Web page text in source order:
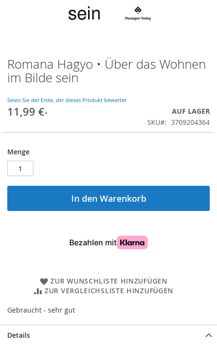
Zum
Anfang
der
springen
Romana Hagyo • Über das Wohnen
im Bilde sein
Seien Sie der Erste, der dieses Produkt bewertet
11,99 €
AUF LAGER
SKU
3709204364
Menge
In den Warenkorb
ZUR WUNSCHLISTE HINZUFÜGEN
ZUR VERGLEICHSLISTE HINZUFÜGEN
Gebraucht - sehr gut
Details